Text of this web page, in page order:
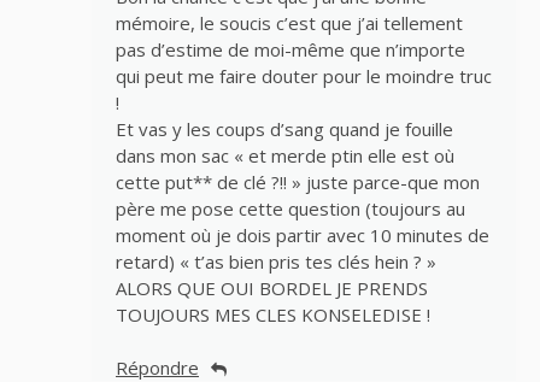
mémoire, le soucis c’est que j’ai tellement
pas d’estime de moi-même que n’importe
qui peut me faire douter pour le moindre truc
!
Et vas y les coups d’sang quand je fouille
dans mon sac « et merde ptin elle est où
cette put** de clé ?!! » juste parce-que mon
père me pose cette question (toujours au
moment où je dois partir avec 10 minutes de
retard) « t’as bien pris tes clés hein ? »
ALORS QUE OUI BORDEL JE PRENDS
TOUJOURS MES CLES KONSELEDISE !
Répondre